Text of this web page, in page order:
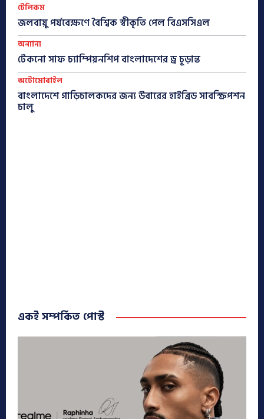
টেলিকম
জলবায়ু পর্যবেক্ষণে বৈশ্বিক স্বীকৃতি পেল বিএসসিএল
অন্যান্য
টেকনো সাফ চ্যাম্পিয়নশিপ বাংলাদেশের ড্র চূড়ান্ত
অটোমোবাইল
বাংলাদেশে গাড়িচালকদের জন্য উবারের হাইব্রিড সাবস্ক্রিপশন
চালু
একই সম্পর্কিত পোস্ট